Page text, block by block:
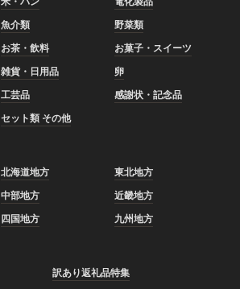
魚介類
野菜類
お茶・飲料
お菓子・スイーツ
雑貨・日用品
卵
工芸品
感謝状・記念品
セット類 その他
北海道地方
東北地方
中部地方
近畿地方
四国地方 九州地方
訳あり返礼品特集